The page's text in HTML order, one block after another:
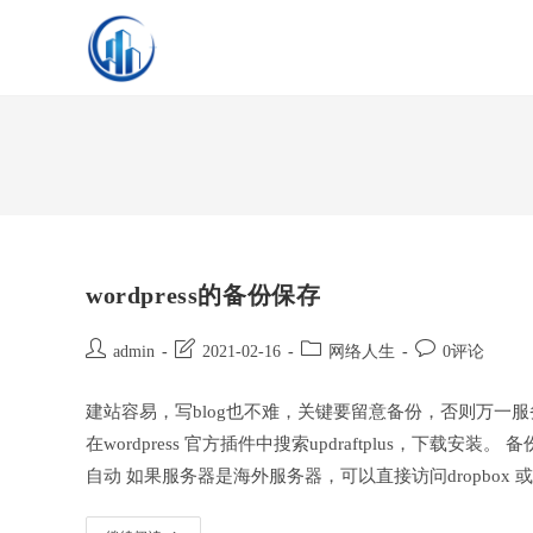
wordpress的备份保存
Post admin
Post
modified:
2021-02-16
Post 网络人生
Post 0评论
建站容易，写blog也不难，关键要留意备份，否则万一
在wordpress 官方插件中搜索updraftplus，下载安装。
自动 如果服务器是海外服务器，可以直接访问dropbox